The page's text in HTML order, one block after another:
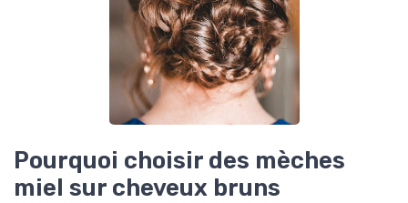
Pourquoi choisir des mèches
miel sur cheveux bruns